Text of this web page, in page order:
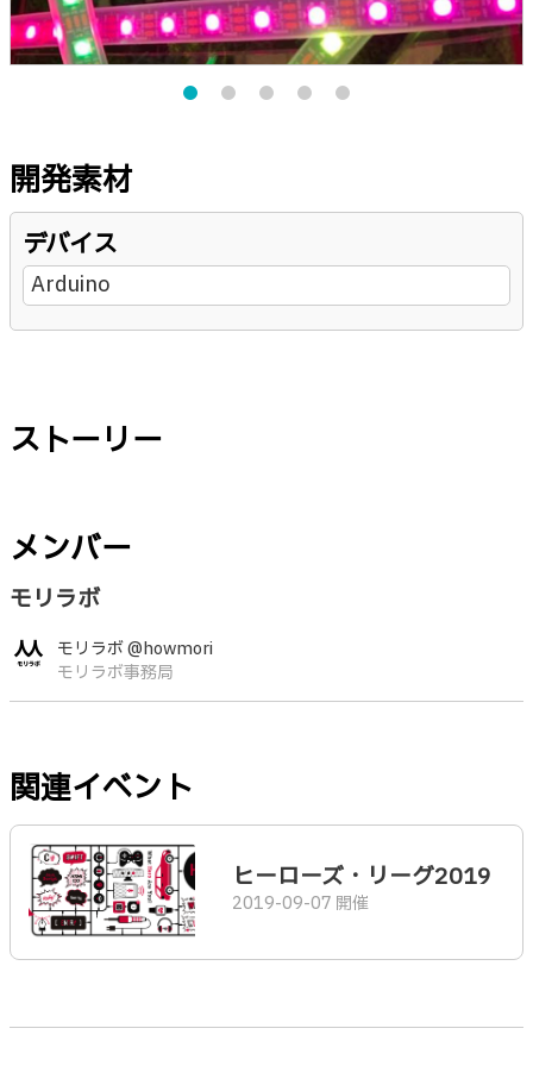
開発素材
デバイス
Arduino
ストーリー
メンバー
モリラボ
モリラボ @howmori
モリラボ事務局
関連イベント
ヒーローズ・リーグ2019
2019-09-07 開催